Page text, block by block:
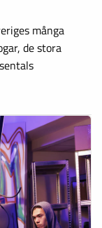
många
de stora